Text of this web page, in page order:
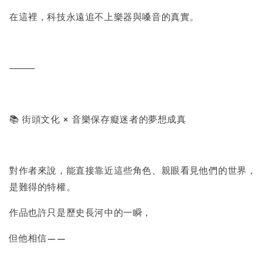
在這裡，科技永遠追不上樂器與嗓音的真實。
⸻
📚 街頭文化 × 音樂保存癡迷者的夢想成真
對作者來說，能直接靠近這些角色、親眼看見他們的世界，
是難得的特權。
作品也許只是歷史長河中的一瞬，
但他相信——